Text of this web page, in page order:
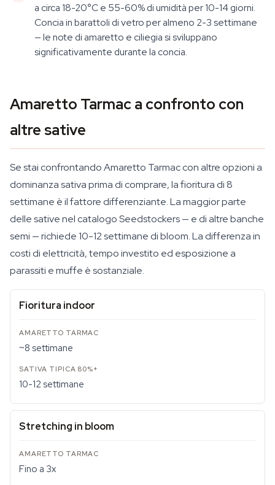
a circa 18-20°C e 55-60% di umidità per 10-14 giorni.
Concia in barattoli di vetro per almeno 2-3 settimane
— le note di amaretto e ciliegia si sviluppano
significativamente durante la concia.
Amaretto Tarmac a confronto con
altre sative
Se stai confrontando Amaretto Tarmac con altre opzioni a
dominanza sativa prima di comprare, la fioritura di 8
settimane è il fattore differenziante. La maggior parte
delle sative nel catalogo Seedstockers — e di altre banche
semi — richiede 10-12 settimane di bloom. La differenza in
costi di elettricità, tempo investito ed esposizione a
parassiti e muffe è sostanziale.
Fioritura indoor
~8 settimane
10-12 settimane
Stretching in bloom
Fino a 3x